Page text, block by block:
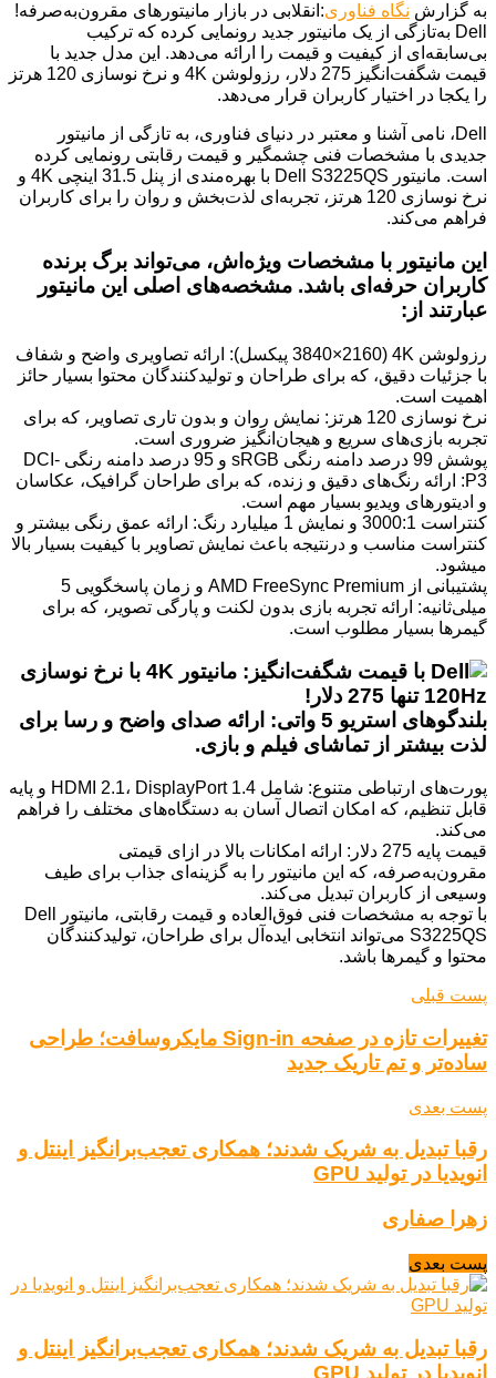
به گزارش نگاه فناوری:انقلابی در بازار مانیتورهای مقرون‌به‌صرفه!
Dell به‌تازگی از یک مانیتور جدید رونمایی کرده که ترکیب
بی‌سابقه‌ای از کیفیت و قیمت را ارائه می‌دهد. این مدل جدید با
قیمت شگفت‌انگیز 275 دلار، رزولوشن 4K و نرخ نوسازی 120 هرتز
را یکجا در اختیار کاربران قرار می‌دهد.
Dell، نامی آشنا و معتبر در دنیای فناوری، به تازگی از مانیتور
جدیدی با مشخصات فنی چشمگیر و قیمت رقابتی رونمایی کرده
است. مانیتور Dell S3225QS با بهره‌مندی از پنل 31.5 اینچی 4K و
نرخ نوسازی 120 هرتز، تجربه‌ای لذت‌بخش و روان را برای کاربران
فراهم می‌کند.
این مانیتور با مشخصات ویژه‌اش، می‌تواند برگ برنده
کاربران حرفه‌ای باشد. مشخصه‌های اصلی این مانیتور
عبارتند از:
رزولوشن 4K (3840×2160 پیکسل): ارائه تصاویری واضح و شفاف
با جزئیات دقیق، که برای طراحان و تولیدکنندگان محتوا بسیار حائز
اهمیت است.
نرخ نوسازی 120 هرتز: نمایش روان و بدون تاری تصاویر، که برای
تجربه بازی‌های سریع و هیجان‌انگیز ضروری است.
پوشش 99 درصد دامنه رنگی sRGB و 95 درصد دامنه رنگی DCI-
P3: ارائه رنگ‌های دقیق و زنده، که برای طراحان گرافیک، عکاسان
و ادیتورهای ویدیو بسیار مهم است.
کنتراست 3000:1 و نمایش 1 میلیارد رنگ: ارائه عمق رنگی بیشتر و
کنتراست مناسب و درنتیجه باعث نمایش تصاویر با کیفیت بسیار بالا
میشود.
پشتیبانی از AMD FreeSync Premium و زمان پاسخگویی 5
میلی‌ثانیه: ارائه تجربه بازی بدون لکنت و پارگی تصویر، که برای
گیمرها بسیار مطلوب است.
بلندگوهای استریو 5 واتی: ارائه صدای واضح و رسا برای
لذت بیشتر از تماشای فیلم و بازی.
پورت‌های ارتباطی متنوع: شامل HDMI 2.1، DisplayPort 1.4 و پایه
قابل تنظیم، که امکان اتصال آسان به دستگاه‌های مختلف را فراهم
می‌کند.
قیمت پایه 275 دلار: ارائه امکانات بالا در ازای قیمتی
مقرون‌به‌صرفه، که این مانیتور را به گزینه‌ای جذاب برای طیف
وسیعی از کاربران تبدیل می‌کند.
با توجه به مشخصات فنی فوق‌العاده و قیمت رقابتی، مانیتور Dell
S3225QS می‌تواند انتخابی ایده‌آل برای طراحان، تولیدکنندگان
محتوا و گیمرها باشد.
پست قبلی
تغییرات تازه در صفحه Sign-in مایکروسافت؛ طراحی
ساده‌تر و تم تاریک جدید
پست بعدی
رقبا تبدیل به شریک شدند؛ همکاری تعجب‌برانگیز اینتل و
انویدیا در تولید GPU
زهرا صفاری
پست بعدی
رقبا تبدیل به شریک شدند؛ همکاری تعجب‌برانگیز اینتل و
انویدیا در تولید GPU